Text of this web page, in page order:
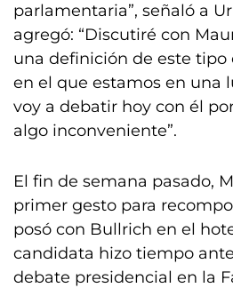
parlamentaria”, señaló a
agregó: “Discutiré con
una definición de este
en el que estamos en una
voy a debatir hoy con él
algo inconveniente”.
El fin de semana pasado,
primer gesto para
posó con Bullrich en el
candidata hizo tiempo
debate presidencial en la